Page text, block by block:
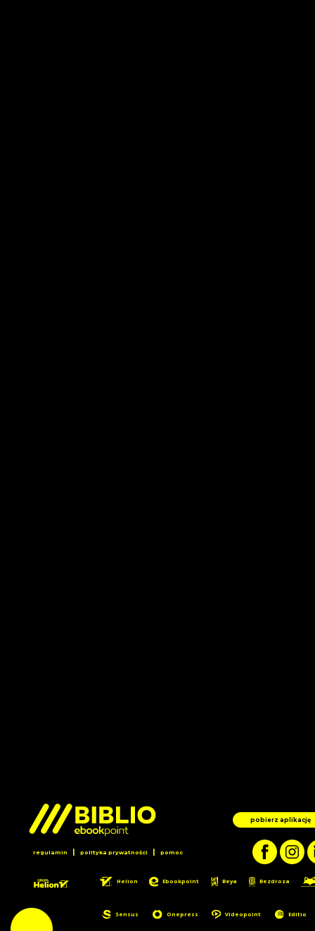
pobierz aplikację
regulamin | polityka prywatności | pomoc
Helion Ebookpoint Beya Bezdroza
Sensus Onepress Videopoint Editio